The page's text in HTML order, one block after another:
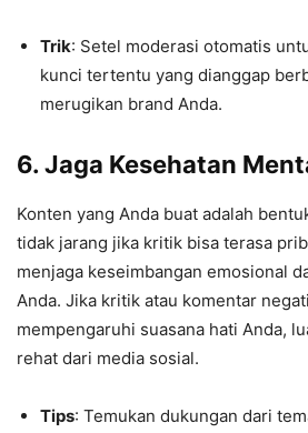
Trik: Setel moderasi otomatis
kunci tertentu yang dianggap
merugikan brand Anda.
6. Jaga Kesehatan
Konten yang Anda buat adalah
tidak jarang jika kritik bisa terasa
menjaga keseimbangan emosional
Anda. Jika kritik atau komentar
mempengaruhi suasana hati Anda,
rehat dari media sosial.
Tips: Temukan dukungan dari